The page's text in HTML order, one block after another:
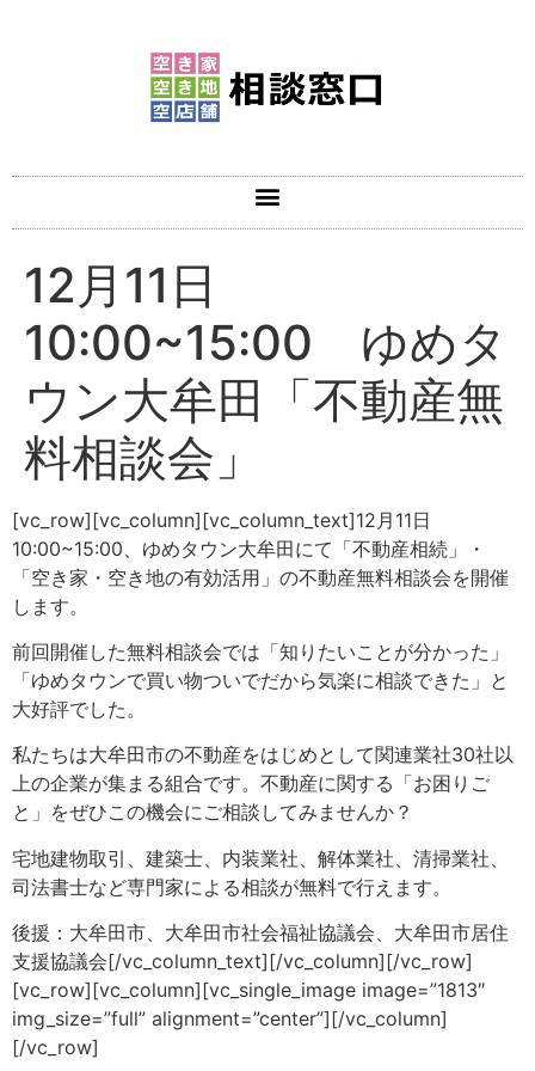
12月11日
10:00~15:00 ゆめタ
ウン大牟田「不動産無
料相談会」
[vc_row][vc_column][vc_column_text]12月11日
10:00~15:00、ゆめタウン大牟田にて「不動産相続」・
「空き家・空き地の有効活用」の不動産無料相談会を開催
します。
前回開催した無料相談会では「知りたいことが分かった」
「ゆめタウンで買い物ついでだから気楽に相談できた」と
大好評でした。
私たちは大牟田市の不動産をはじめとして関連業社30社以
上の企業が集まる組合です。不動産に関する「お困りご
と」をぜひこの機会にご相談してみませんか？
宅地建物取引、建築士、内装業社、解体業社、清掃業社、
司法書士など専門家による相談が無料で行えます。
後援：大牟田市、大牟田市社会福祉協議会、大牟田市居住
支援協議会[/vc_column_text][/vc_column][/vc_row]
[vc_row][vc_column][vc_single_image image=”1813″
img_size=”full” alignment=”center”][/vc_column]
[/vc_row]